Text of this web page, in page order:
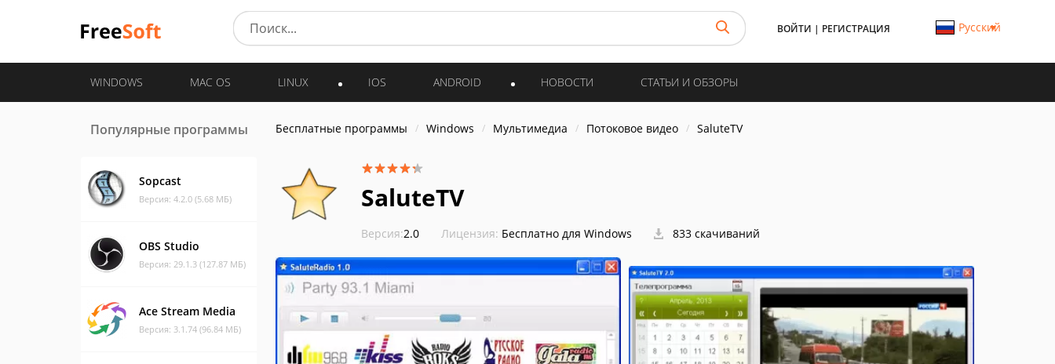
ВОЙТИ | РЕГИСТРАЦИЯ Русский
WINDOWS MAC OS LINUX IOS ANDROID НОВОСТИ СТАТЬИ И ОБЗОРЫ
Популярные программы
Sopcast
Версия: 4.2.0 (5.68 МБ)
OBS Studio
Версия: 29.1.3 (127.87 МБ)
Ace Stream Media
Версия: 3.1.74 (96.84 МБ)
Бесплатные программы Windows Мультимедиа Потоковое видео SaluteTV
SaluteTV
Версия:2.0 Лицензия: Бесплатно для Windows 833 скачиваний